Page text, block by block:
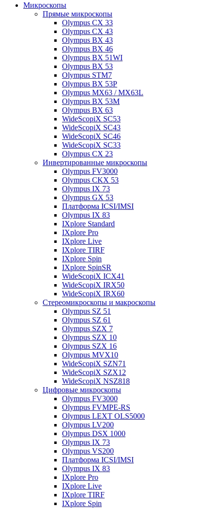
Микроскопы
Прямые микроскопы
Olympus CX 33
Olympus CX 43
Olympus BX 43
Olympus BX 46
Olympus BX 51WI
Olympus BX 53
Olympus STM7
Olympus BX 53P
Olympus MX63 / MX63L
Olympus BX 53M
Olympus BX 63
WideScopiX SC53
WideScopiX SC43
WideScopiX SC46
WideScopiX SC33
Olympus CX 23
Инвертированные микроскопы
Olympus FV3000
Olympus CKX 53
Olympus IX 73
Olympus GX 53
Платформа ICSI/IMSI
Olympus IX 83
IXplore Standard
IXplore Pro
IXplore Live
IXplore TIRF
IXplore Spin
IXplore SpinSR
WideScopiX ICX41
WideScopiX IRX50
WideScopiX IRX60
Стереомикроскопы и макроскопы
Olympus SZ 51
Olympus SZ 61
Olympus SZX 7
Olympus SZX 10
Olympus SZX 16
Olympus MVX10
WideScopiX SZN71
WideScopiX SZX12
WideScopiX NSZ818
Цифровые микроскопы
Olympus FV3000
Olympus FVMPE-RS
Olympus LEXT OLS5000
Olympus LV200
Olympus DSX 1000
Olympus IX 73
Olympus VS200
Платформа ICSI/IMSI
Olympus IX 83
IXplore Pro
IXplore Live
IXplore TIRF
IXplore Spin